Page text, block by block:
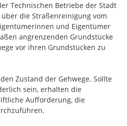
Technischen Betriebe der Stadt
über die Straßenreinigung vom
und Eigentümer
angrenzenden Grundstücke
vor ihren Grundstücken zu
Zustand der Gehwege. Sollte
sein, erhalten die
Aufforderung, die